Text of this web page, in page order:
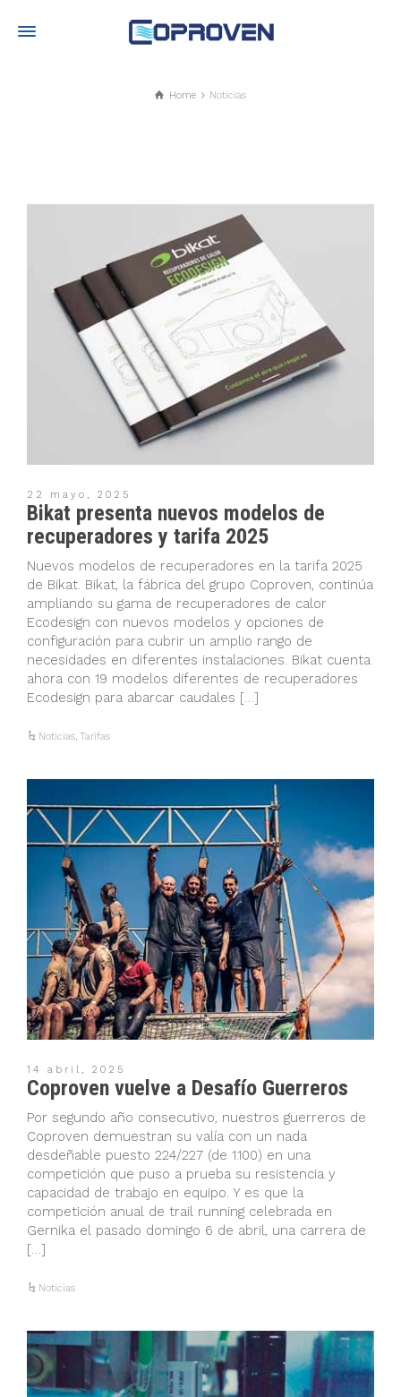
Home Noticias
22 mayo, 2025
Bikat presenta nuevos modelos de
recuperadores y tarifa 2025
Nuevos modelos de recuperadores en la tarifa 2025
de Bikat. Bikat, la fábrica del grupo Coproven, continúa
ampliando su gama de recuperadores de calor
Ecodesign con nuevos modelos y opciones de
configuración para cubrir un amplio rango de
necesidades en diferentes instalaciones. Bikat cuenta
ahora con 19 modelos diferentes de recuperadores
Ecodesign para abarcar caudales […]
Noticias,Tarifas
14 abril, 2025
Coproven vuelve a Desafío Guerreros
Por segundo año consecutivo, nuestros guerreros de
Coproven demuestran su valía con un nada
desdeñable puesto 224/227 (de 1.100) en una
competición que puso a prueba su resistencia y
capacidad de trabajo en equipo. Y es que la
competición anual de trail running celebrada en
Gernika el pasado domingo 6 de abril, una carrera de
[…]
Noticias